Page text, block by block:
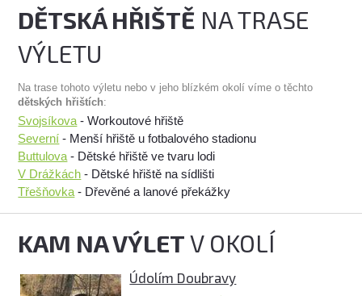
DĚTSKÁ HŘIŠTĚ NA TRASE
VÝLETU
Na trase tohoto výletu nebo v jeho blízkém okolí víme o těchto
dětských hřištích:
Svojsíkova - Workoutové hřiště
Severní - Menší hřiště u fotbalového stadionu
Buttulova - Dětské hřiště ve tvaru lodi
V Drážkách - Dětské hřiště na sídlišti
Třešňovka - Dřevěné a lanové překážky
KAM NA VÝLETV OKOLÍ
Údolím Doubravy